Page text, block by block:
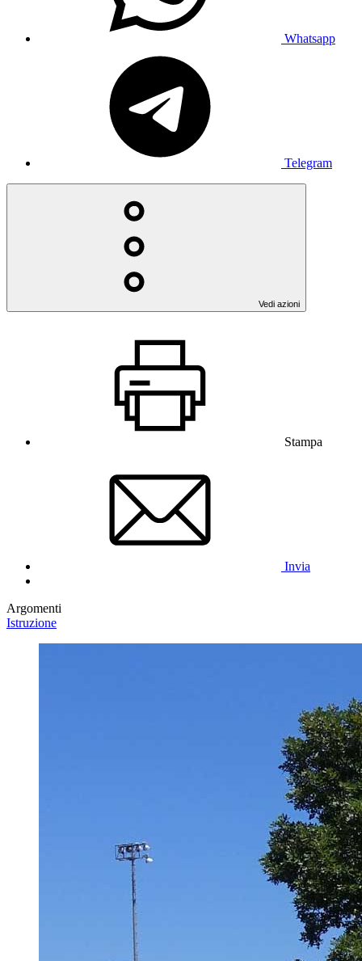
Whatsapp
Telegram
Vedi azioni
Stampa
Invia
Argomenti
Istruzione